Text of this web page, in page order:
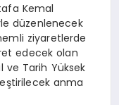
Kemal
düzenlenecek
ziyaretlerde
edecek olan
ve Tarih Yüksek
anma